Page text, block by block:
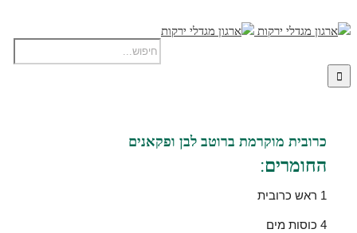
כרובית מוקרמת ברוטב לבן ופקאנים
החומרים:
1 ראש כרובית
4 כוסות מים